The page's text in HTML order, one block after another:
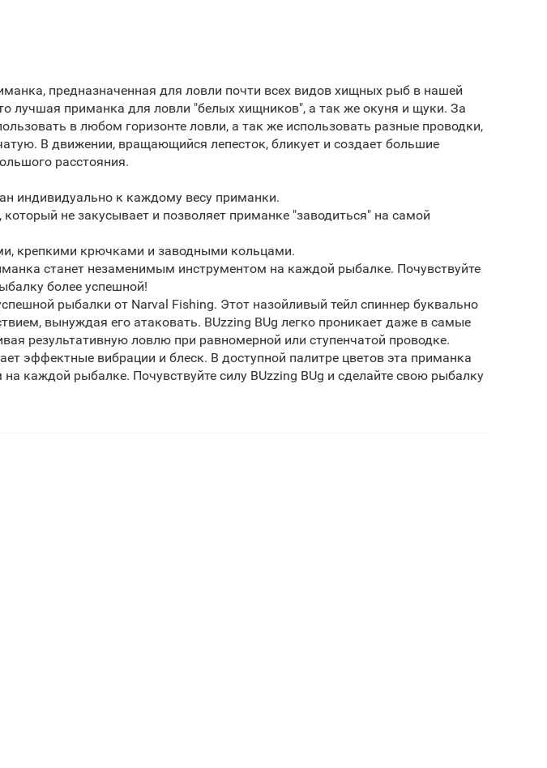
предназначенная для ловли почти всех видов хищных рыб в нашей
лучшая приманка для ловли "белых хищников", а так же окуня и щуки. За
в любом горизонте ловли, а так же использовать разные проводки,
В движении, вращающийся лепесток, бликует и создает большие
расстояния.
индивидуально к каждому весу приманки.
не закусывает и позволяет приманке "заводиться" на самой
крепкими крючками и заводными кольцами.
станет незаменимым инструментом на каждой рыбалке. Почувствуйте
более успешной!
рыбалки от Narval Fishing. Этот назойливый тейл спиннер буквально
вынуждая его атаковать. BUzzing BUg легко проникает даже в самые
результативную ловлю при равномерной или ступенчатой проводке.
эффектные вибрации и блеск. В доступной палитре цветов эта приманка
каждой рыбалке. Почувствуйте силу BUzzing BUg и сделайте свою рыбалку